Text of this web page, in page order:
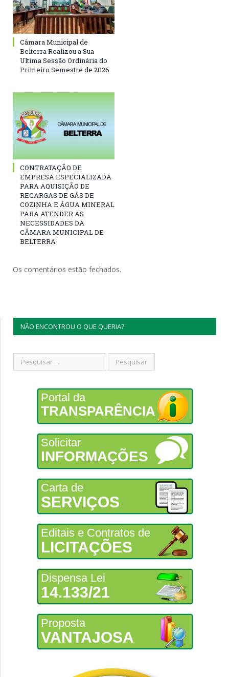
Câmara Municipal de
Belterra Realizou a Sua
Ultima Sessão Ordinária do
Primeiro Semestre de 2026
CONTRATAÇÃO DE
EMPRESA ESPECIALIZADA
PARA AQUISIÇÃO DE
RECARGAS DE GÁS DE
COZINHA E ÁGUA MINERAL
PARA ATENDER AS
NECESSIDADES DA
CÂMARA MUNICIPAL DE
BELTERRA
Os comentários estão fechados.
NÃO ENCONTROU O QUE QUERIA?
Portal da
TRANSPARÊNCIA
Solicitar
INFORMAÇÕES
Carta de
SERVIÇOS
Editais e Contratos de
LICITAÇÕES
Dispensa Lei
14.133/21
Proposta
VANTAJOSA